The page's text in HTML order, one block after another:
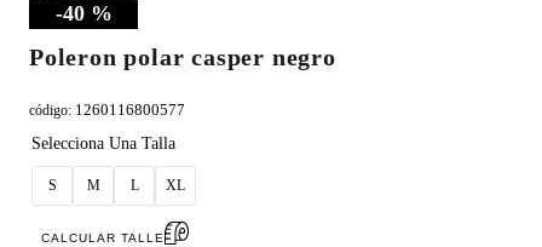
-40 %
poleron polar casper negro
código: 1260116800577
S M L XL
CALCULAR TALLE